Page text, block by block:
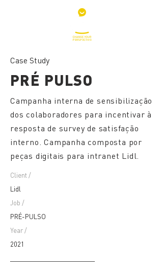
Case Study
PRÉ PULSO
Campanha interna de sensibilização
dos colaboradores para incentivar à
resposta de survey de satisfação
interno. Campanha composta por
peças digitais para intranet Lidl.
Client /
Lidl
Job /
PRÉ-PULSO
Year /
2021